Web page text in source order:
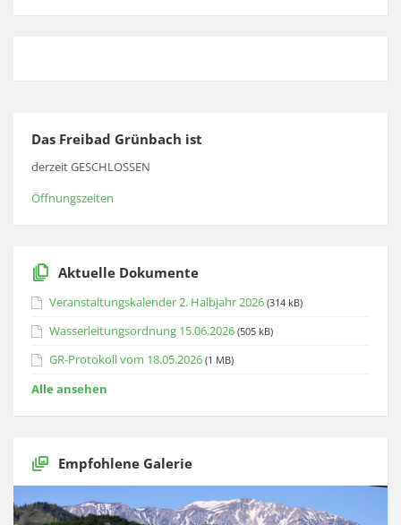
Das Freibad Grünbach ist
derzeit GESCHLOSSEN
Öffnungszeiten
Aktuelle Dokumente
Veranstaltungskalender 2. Halbjahr 2026 (314 kB)
Wasserleitungsordnung 15.06.2026 (505 kB)
GR-Protokoll vom 18.05.2026 (1 MB)
Alle ansehen
Empfohlene Galerie